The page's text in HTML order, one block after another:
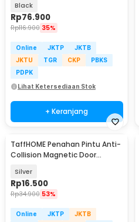
Black
Rp76.900
Rp116.900 35%
Online JKTP
JKTB
JKTU
TGR CKP
PBKS
PDPK
Lihat Ketersediaan Stok
+ Keranjang
TaffHOME Penahan Pintu Anti-
Collision Magnetic Door
Silver
Rp16.500
Rp34.900 53%
Online JKTP
JKTB